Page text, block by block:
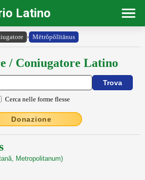
Latino
› Mētrŏpŏlītānus
/ Coniugatore Latino
Cerca nelle forme flesse
Donazione
Metropolitanum)